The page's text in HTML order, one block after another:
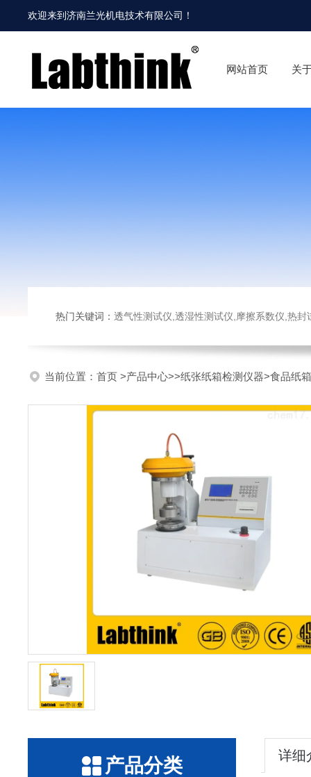
欢迎来到济南兰光机电技术有限公司 ！
网站首页 关
热门关键词： 透气性测试仪,透湿性测试仪,摩擦系数仪,热封试验仪,
当前位置： 首页 >产品中心>>纸张纸箱检测仪器>食品纸
产品分类 详细